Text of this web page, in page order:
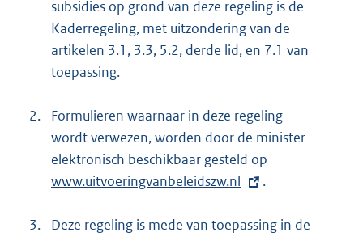
subsidies op grond van deze regeling is de
Kaderregeling, met uitzondering van de
artikelen 3.1, 3.3, 5.2, derde lid, en 7.1 van
toepassing.
2.
Formulieren waarnaar in deze regeling
wordt verwezen, worden door de minister
elektronisch beschikbaar gesteld op
e
www.uitvoeringvanbeleidszw.nl .
3.
Deze regeling is mede van toepassing in de